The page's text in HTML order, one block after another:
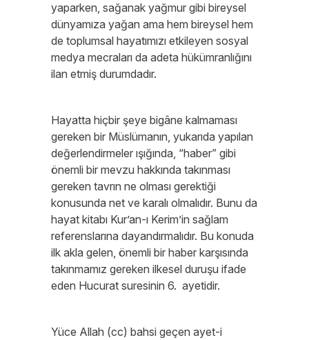
yaparken, sağanak yağmur gibi bireysel
dünyamıza yağan ama hem bireysel hem
de toplumsal hayatımızı etkileyen sosyal
medya mecraları da adeta hükümranlığını
ilan etmiş durumdadır.
Hayatta hiçbir şeye bigâne kalmaması
gereken bir Müslümanın, yukarıda yapılan
değerlendirmeler ışığında, “haber” gibi
önemli bir mevzu hakkında takınması
gereken tavrın ne olması gerektiği
konusunda net ve karalı olmalıdır. Bunu da
hayat kitabı Kur’an-ı Kerim’in sağlam
referenslarına dayandırmalıdır. Bu konuda
ilk akla gelen, önemli bir haber karşısında
takınmamız gereken ilkesel duruşu ifade
eden Hucurat suresinin 6. ayetidir.
Yüce Allah (cc) bahsi geçen ayet-i